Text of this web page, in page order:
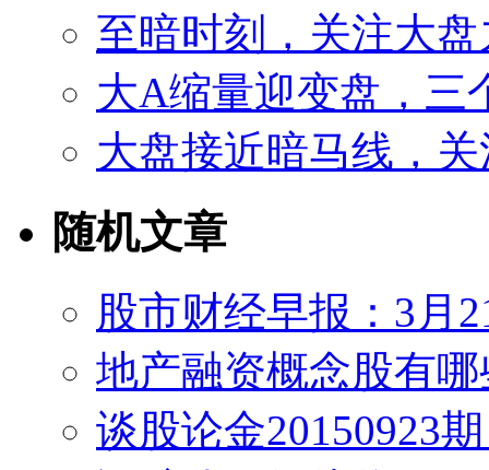
至暗时刻，关注大
大A缩量迎变盘，三
大盘接近暗马线，
随机文章
股市财经早报：3月
地产融资概念股有
谈股论金20150923